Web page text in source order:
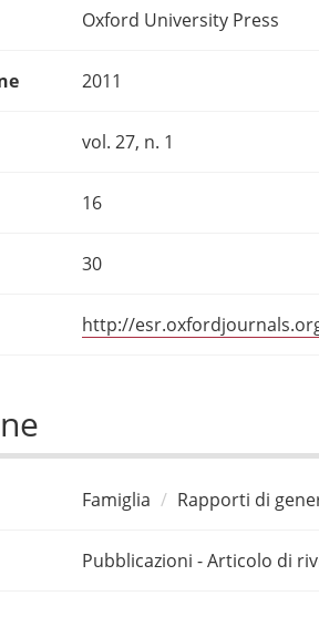
Oxford University Press
2011
vol. 27, n. 1
16
30
http://
Famiglia Rapporti di
Pubblicazioni - Articolo di